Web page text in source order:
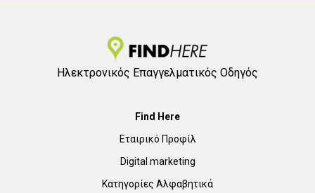
Ηλεκτρονικός Επαγγελματικός Οδηγός
Find Here
Εταιρικό Προφίλ
Digital marketing
Κατηγορίες Αλφαβητικά